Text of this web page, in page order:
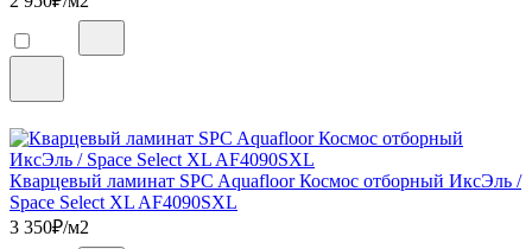
Кварцевый ламинат SPC Aquafloor Космос отборный ИксЭль /
Space Select XL AF4090SXL
3 350₽/м2